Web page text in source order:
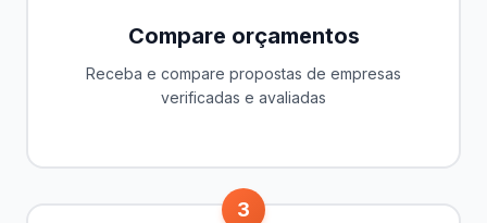
Compare orçamentos
Receba e compare propostas de empresas
verificadas e avaliadas
3